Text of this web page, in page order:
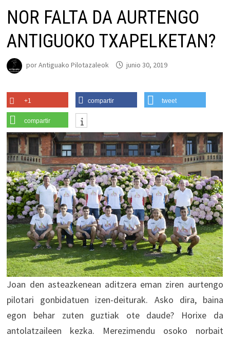
NOR FALTA DA AURTENGO
ANTIGUOKO TXAPELKETAN?
porAntiguako Pilotazaleok junio 30, 2019
+1 compartir tweet
compartir
Joan den asteazkenean aditzera eman ziren aurtengo
pilotari gonbidatuen izen-deiturak. Asko dira, baina
egon behar zuten guztiak ote daude? Horixe da
antolatzaileen kezka. Merezimendu osoko norbait